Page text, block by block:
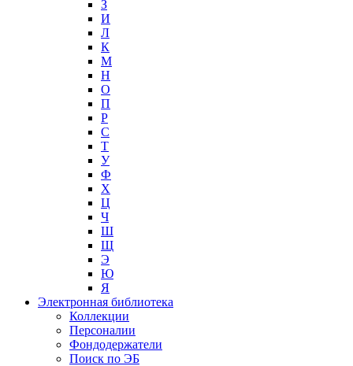
З
И
Л
К
М
Н
О
П
Р
С
Т
У
Ф
Х
Ц
Ч
Ш
Щ
Э
Ю
Я
Электронная библиотека
Коллекции
Персоналии
Фондодержатели
Поиск по ЭБ